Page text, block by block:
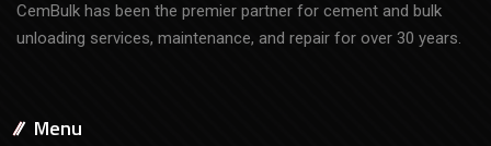
CemBulk has been the premier partner for cement and bulk
unloading services, maintenance, and repair for over 30 years.
Menu